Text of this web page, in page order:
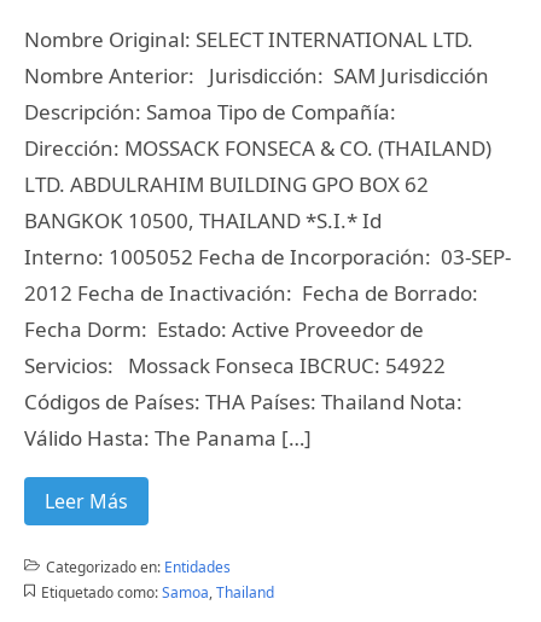
Nombre Original: SELECT INTERNATIONAL LTD.
Nombre Anterior: Jurisdicción: SAM Jurisdicción
Descripción: Samoa Tipo de Compañía:
Dirección: MOSSACK FONSECA & CO. (THAILAND)
LTD. ABDULRAHIM BUILDING GPO BOX 62
BANGKOK 10500, THAILAND *S.I.* Id
Interno: 1005052 Fecha de Incorporación: 03-SEP-
2012 Fecha de Inactivación: Fecha de Borrado:
Fecha Dorm: Estado: Active Proveedor de
Servicios: Mossack Fonseca IBCRUC: 54922
Códigos de Países: THA Países: Thailand Nota:
Válido Hasta: The Panama […]
Leer Más
Categorizado en: Entidades
Etiquetado como: Samoa,Thailand